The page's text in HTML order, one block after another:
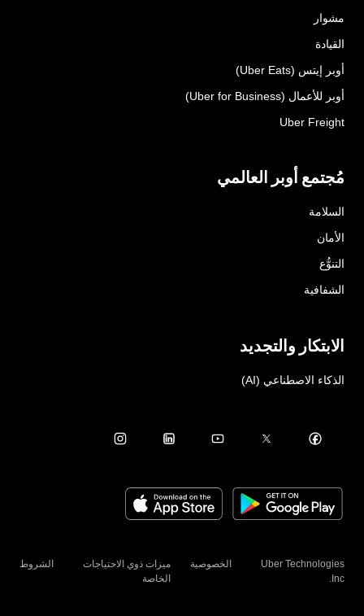
مشوار
القيادة
أوبر إيتس (Uber Eats)
أوبر للأعمال (Uber for Business)
Uber Freight
مُجتمع أوبر العالمي
السلامة
الأمان
التنوُّع
الشفافية
الابتكار والتجديد
الذكاء الاصطناعي (AI)
Uber Technologies
Inc.
الخصوصية
ميزات ذوي الاحتياجات
الخاصة
الشروط